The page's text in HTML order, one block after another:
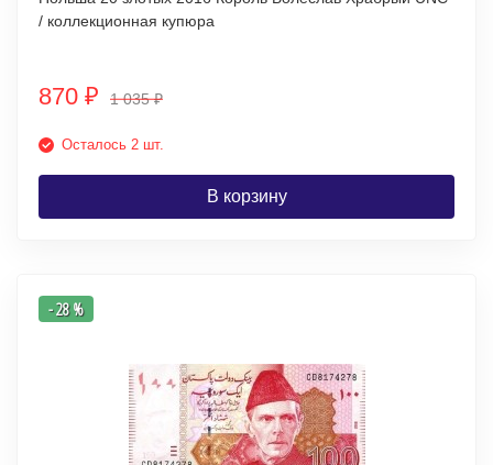
/ коллекционная купюра
870 ₽ 1 035₽
Осталось 2 шт.
В корзину
- 28 %